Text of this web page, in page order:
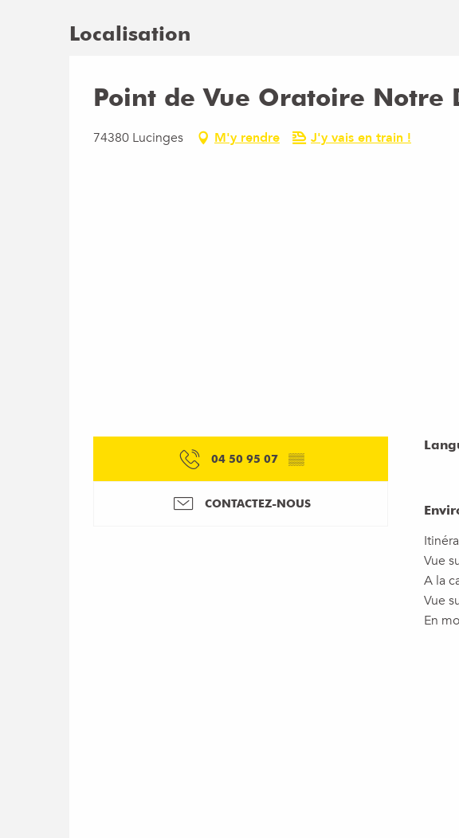
Localisation
Point de Vue Oratoire Notre
74380 Lucinges M'y rendre J'y vais en train !
04 50 95 07 ▒▒
CONTACTEZ-NOUS
Vue
A la
Vue
En